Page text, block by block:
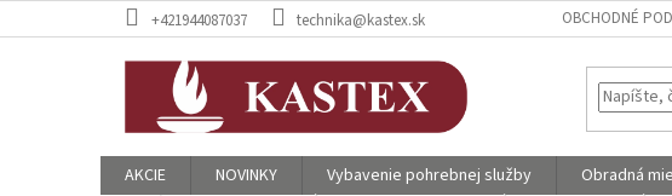
na
+421944087037 technika@kastex.sk OBCHODNÉ
AKCIE NOVINKY Vybavenie pohrebnej služby Obradná